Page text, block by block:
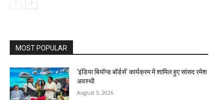
MOST POPULAR
‘इंडिया बियॉन्ड बॉर्डर्स’ कार्यक्रम में शामिल हुए सांसद रमेश
अवस्थी
August 5, 2026